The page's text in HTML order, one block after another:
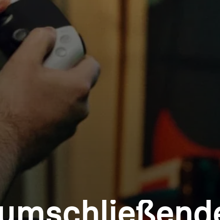
erforderlich
Sie sich bei Ihrem Konto an, um Produkte zu Ihrer
hinzuzufügen und Ihre zuvor gespeicherten
anzuzeigen.